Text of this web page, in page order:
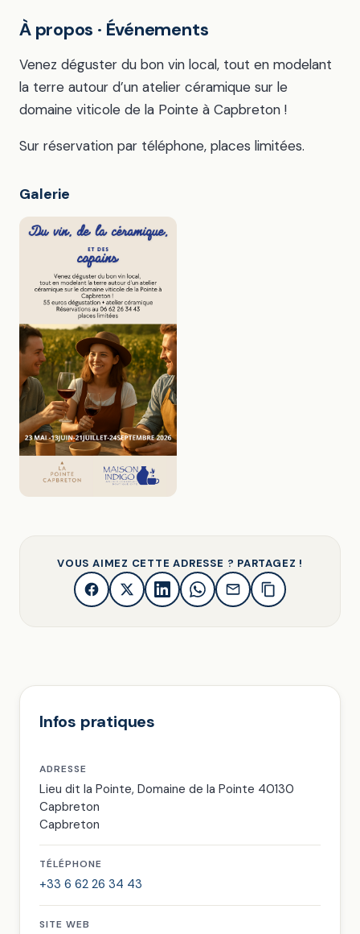
À propos · Événements
Venez déguster du bon vin local, tout en modelant
la terre autour d’un atelier céramique sur le
domaine viticole de la Pointe à Capbreton !
Sur réservation par téléphone, places limitées.
Galerie
VOUS AIMEZ CETTE ADRESSE ? PARTAGEZ !
Infos pratiques
ADRESSE
Lieu dit la Pointe, Domaine de la Pointe 40130
Capbreton
Capbreton
TÉLÉPHONE
+33 6 62 26 34 43
SITE WEB